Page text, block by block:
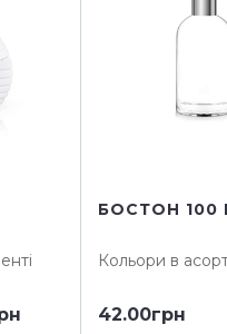
БОСТОН 100
Кольори в
42.00грн